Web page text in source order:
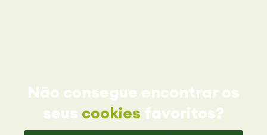
Não consegue encontrar os
seus cookies favoritos?